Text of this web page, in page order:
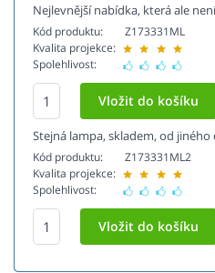
Nejlevnější nabídka, která ale
Kód produktu:
Kvalita projekce:
Spolehlivost:
Z173331ML
Stejná lampa, skladem, od
Kód produktu:
Kvalita projekce:
Spolehlivost:
Z173331ML2